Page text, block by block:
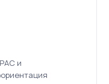
и